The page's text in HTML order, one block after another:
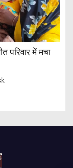
परिवार में मचा